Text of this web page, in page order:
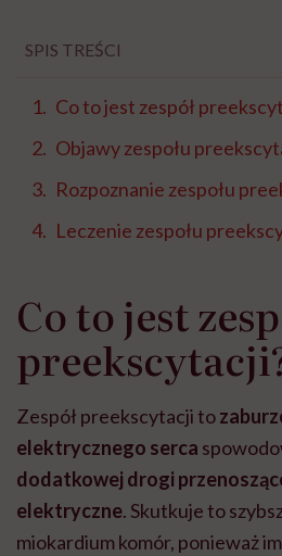
SPIS TREŚCI
Co to jest zespół
Objawy zespołu
Rozpoznanie zespołu
Leczenie zespołu
Co to jest
Zespół preekscytacji to
elektrycznego serca
dodatkowej drogi
elektryczne. Skutkuje to
miokardium komór, ponieważ